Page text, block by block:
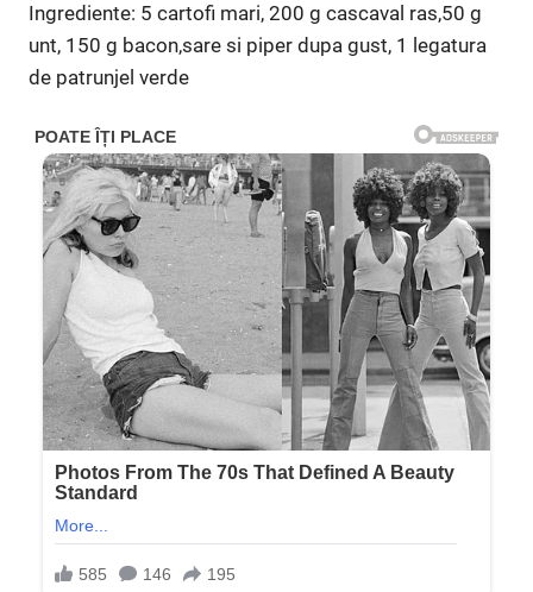
Ingrediente: 5 cartofi mari, 200 g cascaval ras,50 g
unt, 150 g bacon,sare si piper dupa gust, 1 legatura
de patrunjel verde